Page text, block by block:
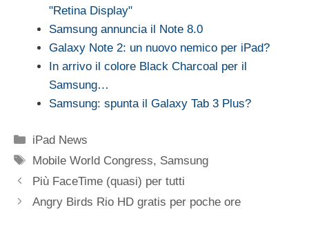
"Retina Display"
Samsung annuncia il Note 8.0
Galaxy Note 2: un nuovo nemico per iPad?
In arrivo il colore Black Charcoal per il
Samsung…
Samsung: spunta il Galaxy Tab 3 Plus?
Categorie
iPad News
Tag
Mobile World Congress, Samsung
Più FaceTime (quasi) per tutti
Angry Birds Rio HD gratis per poche ore